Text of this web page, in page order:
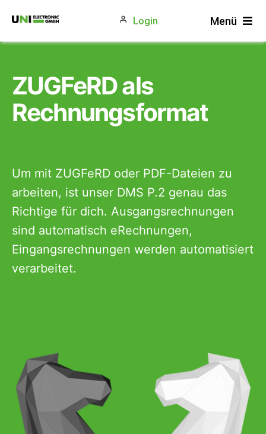
Inhalt
springen
Menü
Produkte
Login
ZUGFeRD als
Rechnungsformat
Um mit ZUGFeRD oder PDF-Dateien zu
arbeiten, ist unser DMS P.2 genau das
Richtige für dich. Ausgangsrechnungen
sind automatisch eRechnungen,
Eingangsrechnungen werden automatisiert
verarbeitet.